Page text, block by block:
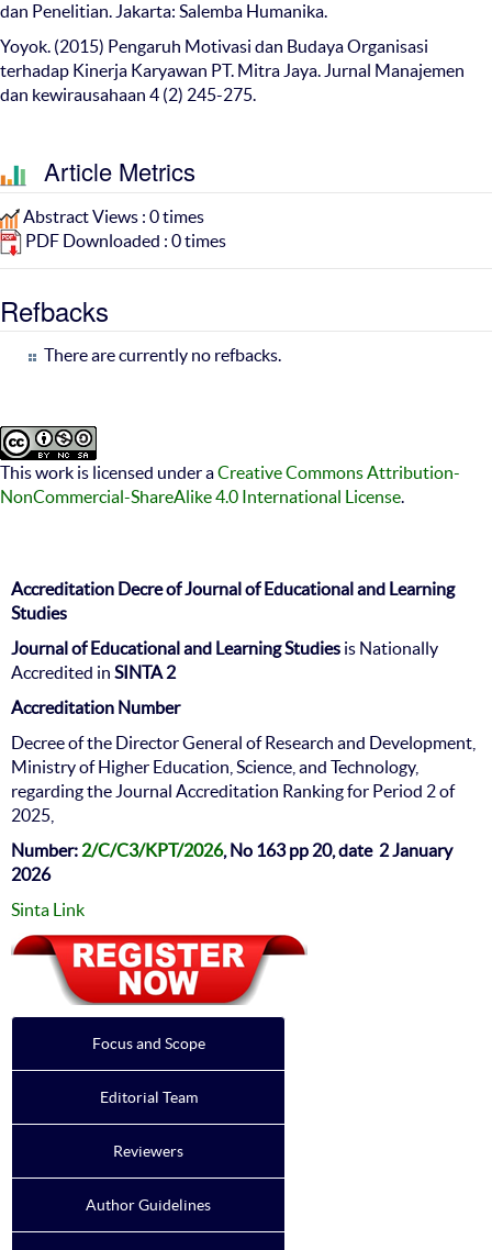
dan Penelitian. Jakarta: Salemba Humanika.
Yoyok. (2015) Pengaruh Motivasi dan Budaya Organisasi
terhadap Kinerja Karyawan PT. Mitra Jaya. Jurnal Manajemen
dan kewirausahaan 4 (2) 245-275.
Article Metrics
Abstract Views : 0 times
PDF Downloaded : 0 times
Refbacks
There are currently no refbacks.
This work is licensed under aCreative Commons Attribution-
NonCommercial-ShareAlike 4.0 International License
Accreditation Decre of Journal of Educational and Learning
Studies
Journal of Educational and Learning Studies is Nationally
Accredited in SINTA 2
Accreditation Number
Decree of the Director General of Research and Development,
Ministry of Higher Education, Science, and Technology,
regarding the Journal Accreditation Ranking for Period 2 of
2025,
Number: 2/C/C3/KPT/2026, No 163 pp 20, date 2 January
2026
Sinta Link
Focus and Scope
Editorial Team
Reviewers
Author Guidelines